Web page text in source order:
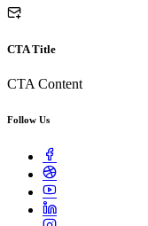
CTA Title
CTA Content
Follow Us